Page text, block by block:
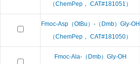
（ChemPep， CAT#181051）
Fmoc-Asp（OtBu）-（Dmb）Gly-OH
（ChemPep， CAT#181050）
Fmoc-Ala-（Dmb）Gly-OH